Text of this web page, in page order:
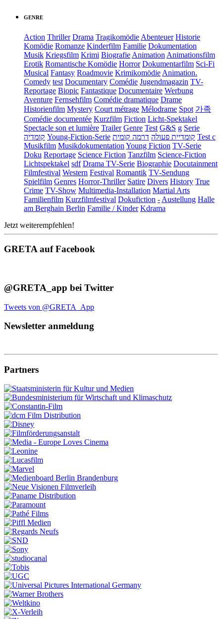
GENRE
Action Thriller Drama Tragikomödie Abenteuer Historie
Komödie Romanze Kinderfilm Familie Dokumentation
Musik Kriegsfilm Krimi Biografie Animation Animationsfilm
Erotik Romantische Komödie Horror Dokumentarfilm Sci-Fi
Musical Fantasy Roadmovie Krimikomödie Animation.
Comedy test Documentary Comédie Jugendmagazin TV-
Reportage Biopic Fantastique Documentaire Werbung
Aventure Fernsehfilm Comédie dramatique Drame
Historienfilm Mystery Court métrage Mélodrame Spot 가족
Comédie documentée Kurzfilm Fiction Licht-Spektakel
Spectacle son et lumière Trailer Genre Test G&S g Serie
קומדיה Young-Fiction-Serie קומדיית פעולה דרמה קומית
Test c
Musikfilm Musikdokumentation Young Fiction TV-Serie
Doku Reportage Science Fiction Tanzfilm Science-Fiction
Lichtspektakel sdf Drama TV-Serie Biographie Docutainment
Filmfestival Western Festival Romantik TV-Sendung
Spielfilm Genres Horror-Thriller Satire Divers History True
Crime TV-Show Multimedia-Installation Martial Arts
Familienfilm Kurzfilmfestival Dokufiction - Austellung Halle
am Berghain Berlin Familie / Kinder Kdrama
Jetzt weiterempfehlen!
GRETA auf Facebook
@GRETA_app bei Twitter
Tweets von @GRETA_App
Newsletter anmeldung
Partners